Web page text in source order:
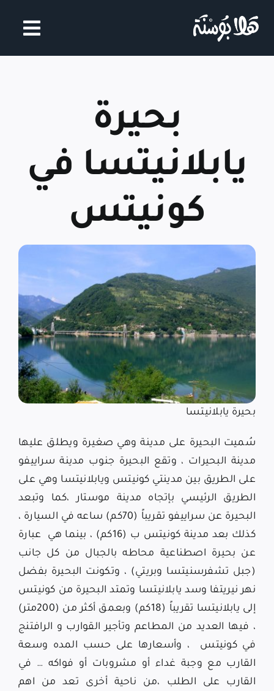
بحيرة
يابلانيتسا في
كونيتس
بحيرة يابلانيتسا
سُميت البحيرة على مدينة وهي صغيرة ويطلق عليها
مدينة البحيرات ، وتقع البحيرة جنوب مدينة سراييفو
على الطريق بين مدينتي كونيتس ويابلانيتسا وهي على
الطريق الرئيسي بإتجاه مدينة موستار ،كما وتبعد
البحيرة عن سراييفو تقريباً (70كم) ساعه في السيارة ،
كذلك بعد مدينة كونيتس ب (16كم) ، بينما هي عبارة
عن بحيرة اصطناعية محاطه بالجبال من كل جانب
(جبل تشفرسنيتسا وبريتي) ، وتكونت البحيرة بفضل
نهر نيريتفا وسد يابلانيتسا وتمتد البحيرة من كونيتس
إلى يابلانيتسا تقريباً (18كم) وبعمق أكثر من (200متر)
، فيها العديد من المطاعم وتأجير القوارب و الرافتنج
في كونيتس ، وأسعارها على حسب المده وسعة
القارب مع وجبة غداء أو مشروبات أو فواكه … في
القارب على الطلب ،من ناحية أخرى تعد من اهم